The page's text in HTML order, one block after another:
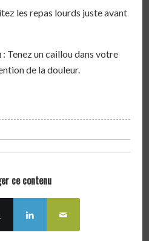
les repas lourds juste avant
Tenez un caillou dans votre
de la douleur.⁣
ce contenu